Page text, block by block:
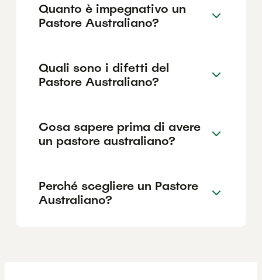
Quanto è impegnativo un
Pastore Australiano?
Quali sono i difetti del
Pastore Australiano?
Cosa sapere prima di avere
un pastore australiano?
Perché scegliere un Pastore
Australiano?